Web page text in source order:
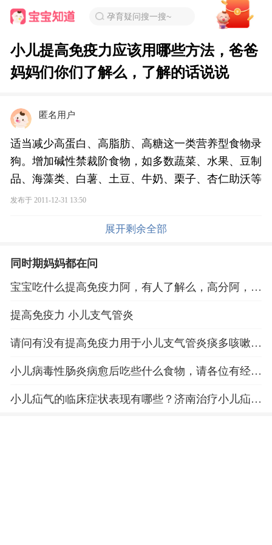
孕育疑问搜一搜~
小儿提高免疫力应该用哪些方法，爸爸
妈妈们你们了解么，了解的话说说
匿名用户
适当减少高蛋白、高脂肪、高糖这一类营养型食物录
狗。增加碱性禁裁阶食物，如多数蔬菜、水果、豆制
品、海藻类、白薯、土豆、牛奶、栗子、杏仁助沃等
发布于 2011-12-31 13:50
展开剩余全部
同时期妈妈都在问
宝宝吃什么提高免疫力阿，有人了解么，高分阿，希
提高免疫力 小儿支气管炎
请问有没有提高免疫力用于小儿支气管炎痰多咳嗽药
小儿病毒性肠炎病愈后吃些什么食物，请各位有经验
小儿疝气的临床症状表现有哪些？济南治疗小儿疝气